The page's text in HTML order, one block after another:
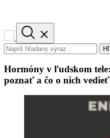
Hormóny v ľudskom
poznať a čo o nich